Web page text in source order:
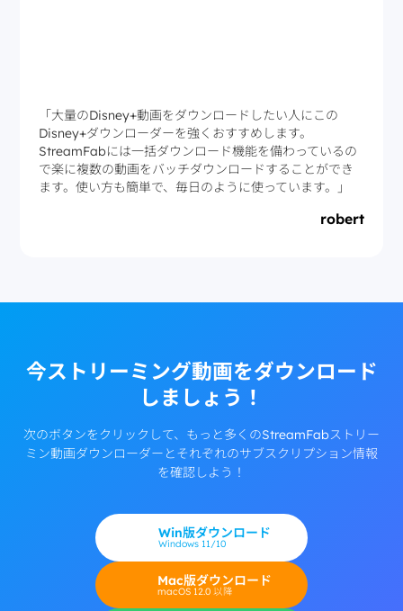
「大量のDisney+動画をダウンロードしたい人にこの
Disney+ダウンローダーを強くおすすめします。
StreamFabには一括ダウンロード機能を備わっているの
で楽に複数の動画をバッチダウンロードすることができ
ます。使い方も簡単で、毎日のように使っています。」
robert
今ストリーミング動画をダウンロード
しましょう！
次のボタンをクリックして、もっと多くのStreamFabストリー
ミン動画ダウンローダーとそれぞれのサブスクリプション情報
を確認しよう！
Win版ダウンロード
Windows 11/10
Mac版ダウンロード
macOS 12.0 以降